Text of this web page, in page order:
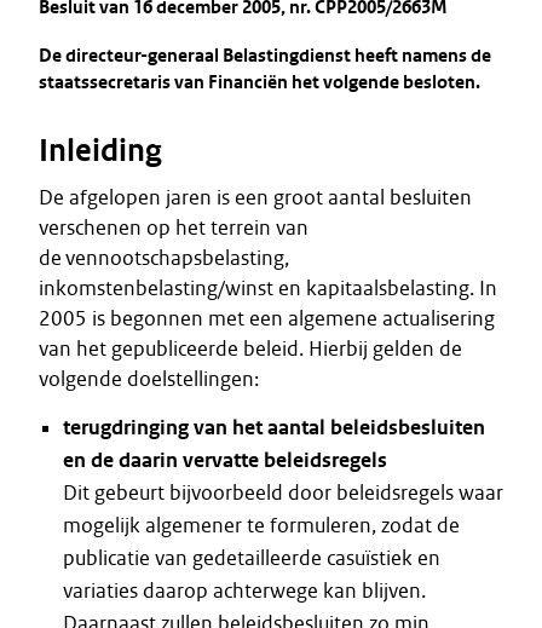
Besluit van 16 december 2005, nr. CPP2005/2663M
De directeur-generaal Belastingdienst heeft namens de
staatssecretaris van Financiën het volgende besloten.
Inleiding
De afgelopen jaren is een groot aantal besluiten
verschenen op het terrein van
de vennootschapsbelasting,
inkomstenbelasting/winst en kapitaalsbelasting. In
2005 is begonnen met een algemene actualisering
van het gepubliceerde beleid. Hierbij gelden de
volgende doelstellingen:
terugdringing van het aantal beleidsbesluiten
en de daarin vervatte beleidsregels
Dit gebeurt bijvoorbeeld door beleidsregels waar
mogelijk algemener te formuleren, zodat de
publicatie van gedetailleerde casuïstiek en
variaties daarop achterwege kan blijven.